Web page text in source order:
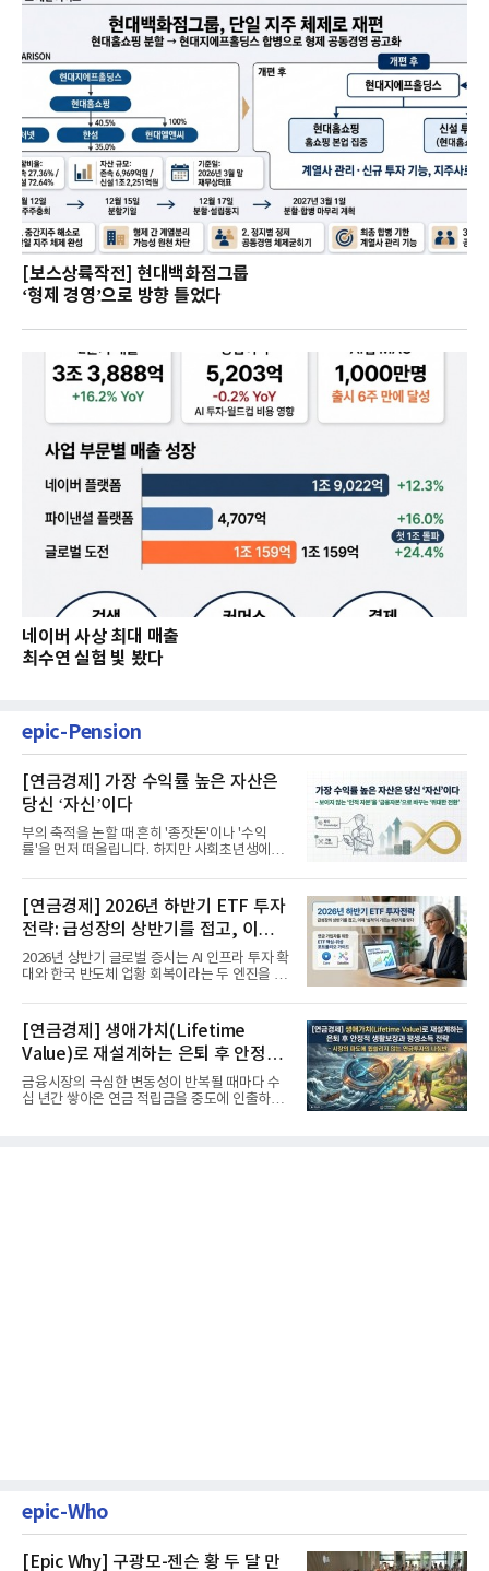
[보스상륙작전] 현대백화점그룹
‘형제 경영’으로 방향 틀었다
네이버 사상 최대 매출
최수연 실험 빛 봤다
epic-Pension
[연금경제] 가장 수익률 높은 자산은
당신 ‘자신’이다
부의 축적을 논할 때 흔히 '종잣돈'이나 '수익
률'을 먼저 떠올립니다. 하지만 사회초년생에게
[연금경제] 2026년 하반기 ETF 투자
전략: 급성장의 상반기를 접고, 이제
'실적'이 가르는 하반기를 맞다
2026년 상반기 글로벌 증시는 AI 인프라 투자 확
대와 한국 반도체 업황 회복이라는 두 엔진을 달
[연금경제] 생애가치(Lifetime
Value)로 재설계하는 은퇴 후 안정적
생활보장과 평생소득 전략
금융시장의 극심한 변동성이 반복될 때마다 수
십 년간 쌓아온 연금 적립금을 중도에 인출하거
epic-Who
[Epic Why] 구광모-젠슨 황 두 달 만